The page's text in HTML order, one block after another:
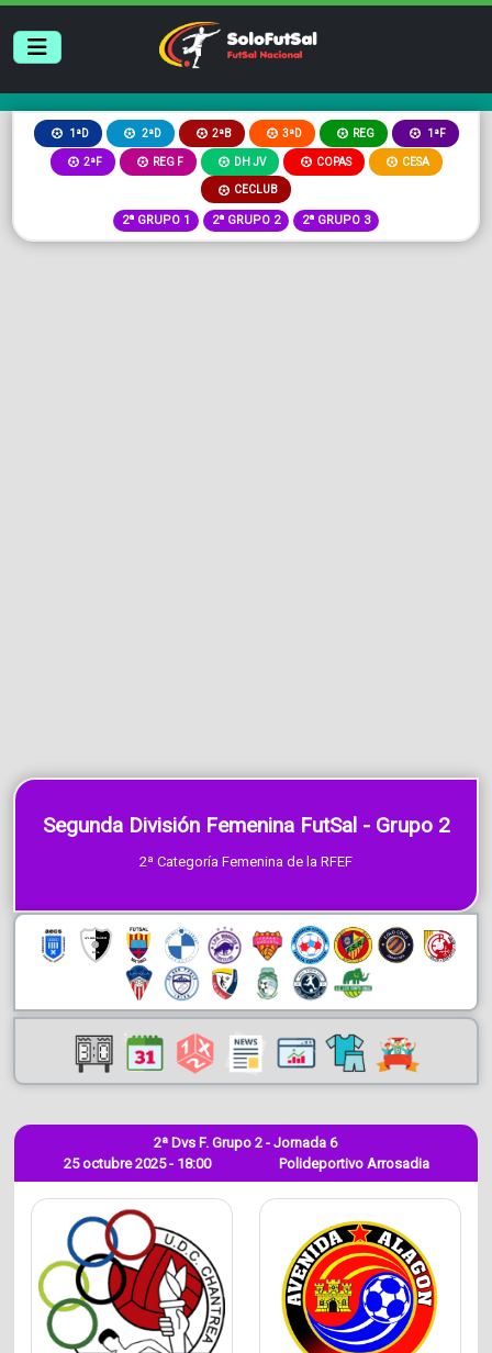
1ªD 2ªD 2ªB 3ªD REG 1ªF
2ªF REG F DH JV COPAS CESA
CECLUB
2ª GRUPO 1 2ª GRUPO 2 2ª GRUPO 3
Segunda División Femenina FutSal - Grupo 2
2ª Categoría Femenina de la RFEF
25 octubre 2025 - 18:00
2ª Dvs F. Grupo 2 - Jornada 6
Polideportivo Arrosadia